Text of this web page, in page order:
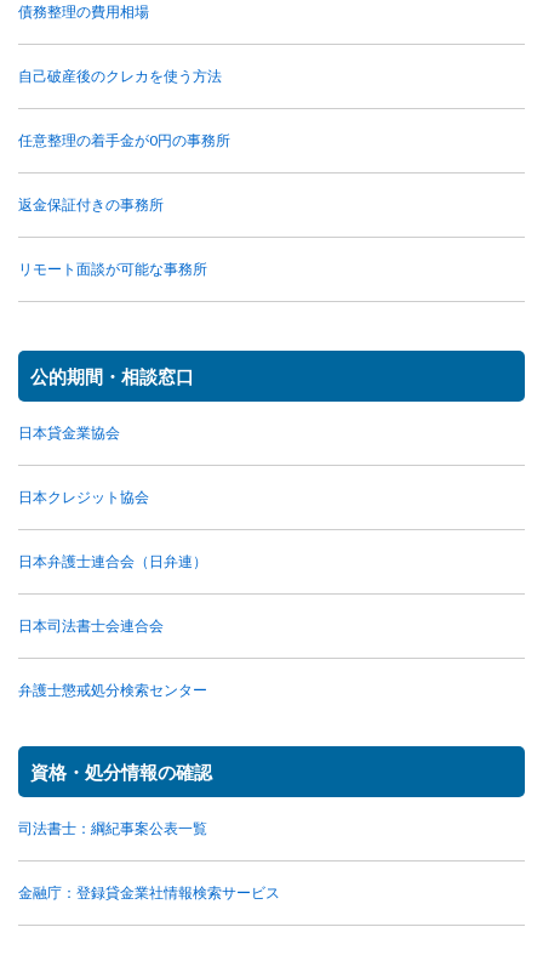
債務整理の費用相場
自己破産後のクレカを使う方法
任意整理の着手金が0円の事務所
返金保証付きの事務所
リモート面談が可能な事務所
公的期間・相談窓口
日本貸金業協会
日本クレジット協会
日本弁護士連合会（日弁連）
日本司法書士会連合会
弁護士懲戒処分検索センター
資格・処分情報の確認
司法書士：綱紀事案公表一覧
金融庁：登録貸金業社情報検索サービス